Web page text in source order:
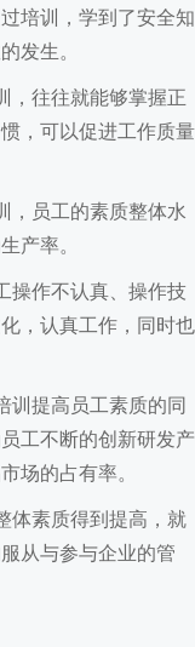
培训，学到了安全知
发生。
，往往就能够掌握正
，可以促进工作质量
，员工的素质整体水
产率。
操作不认真、操作技
，认真工作，同时也
训提高员工素质的同
工不断的创新研发产
场的占有率。
体素质得到提高，就
从与参与企业的管